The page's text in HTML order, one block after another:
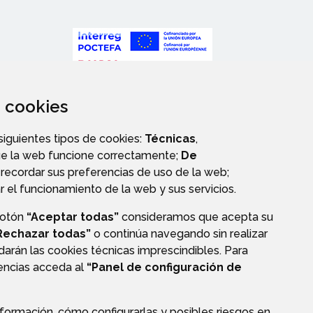
cookies
tipos de cookies: Técnicas,
la web funcione correctamente; De
sus preferencias de uso de la web;
el funcionamiento de la web y sus servicios.
“Aceptar todas” consideramos que acepta su
todas” o continúa navegando sin realizar
las cookies técnicas imprescindibles. Para
acceda al “Panel de configuración de